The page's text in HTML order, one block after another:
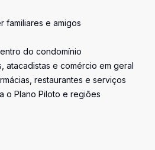
familiares e amigos
do condomínio
atacadistas e comércio em geral
restaurantes e serviços
o Plano Piloto e regiões